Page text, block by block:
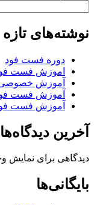
نوشته‌های تازه
دوره فست فود
اموزش فست
آموزش
آموزش فست فود
آموزش فست
آخرین دیدگاه‌ها
دیدگاهی برای نمایش
بایگانی‌ها